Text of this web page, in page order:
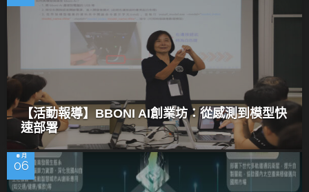
【活動報導】BBONI AI創業坊：從感測到模型快
速部署
8 月
06